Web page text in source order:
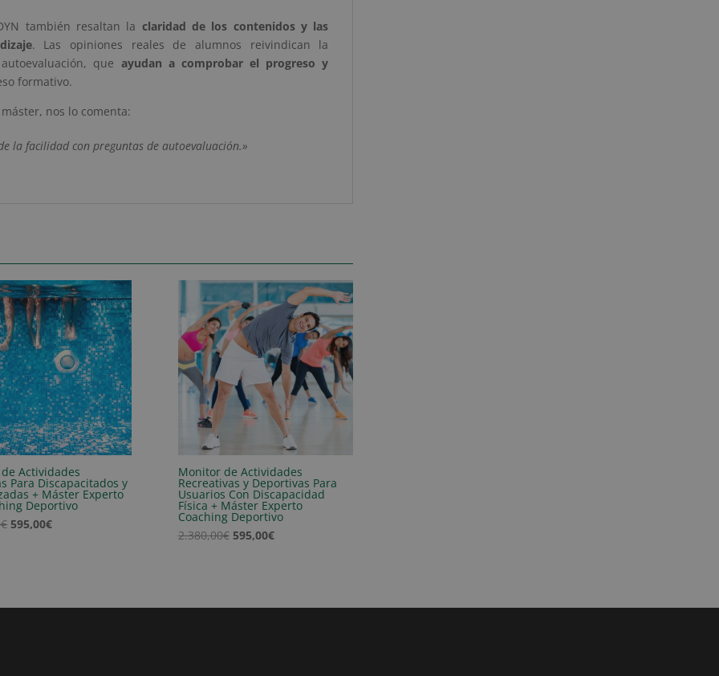
también resaltan la claridad de los contenidos y las
. Las opiniones reales de alumnos reivindican la
que ayudan a comprobar el progreso y
formativo.
nos lo comenta:
la facilidad con preguntas de autoevaluación.»
Actividades
Para Discapacitados y
+ Máster Experto
Deportivo
€ El
595,00€El
Monitor de Actividades
Recreativas y Deportivas Para
Usuarios Con Discapacidad
Física + Máster Experto
Coaching Deportivo
2.380,00€ El
2.380,00€.
595,00€El
595,00€.